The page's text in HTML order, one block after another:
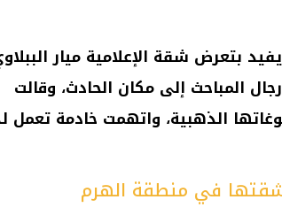
بتعرض شقة الإعلامية ميار
المباحث إلى مكان الحادث، وقالت
الذهبية، واتهمت خادمة تعمل
في منطقة الهرم